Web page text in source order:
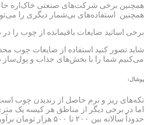
همچنین برخی شرکت‌های صنعتی خاک‌اره
همچنین استفاده‌های بی‌شمار دیگری را
برخی اساتید ضایعات باقیمانده از چوب
شاید تصور کنید استفاده از ضایعات چوب
می‌کنیم شما را با بخش‌های جذاب و پول‌ساز
پوشال:
تکه‌های ریز و نرم حاصل از رندیدن چوب است
حدوداً سالانه بین ۲۰۰ تا ۵۰۰ هزار تومان برآورد کرد.